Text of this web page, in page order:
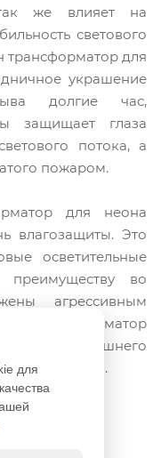
же влияет на
светового
трансформатор для
украшение
долгие час,
защищает глаза
потока, а
пожаром.
для неона
влагозащиты. Это
осветительные
преимуществу во
агрессивным
и трансформатор
вольт домашнего
от пыли.
Diod
для